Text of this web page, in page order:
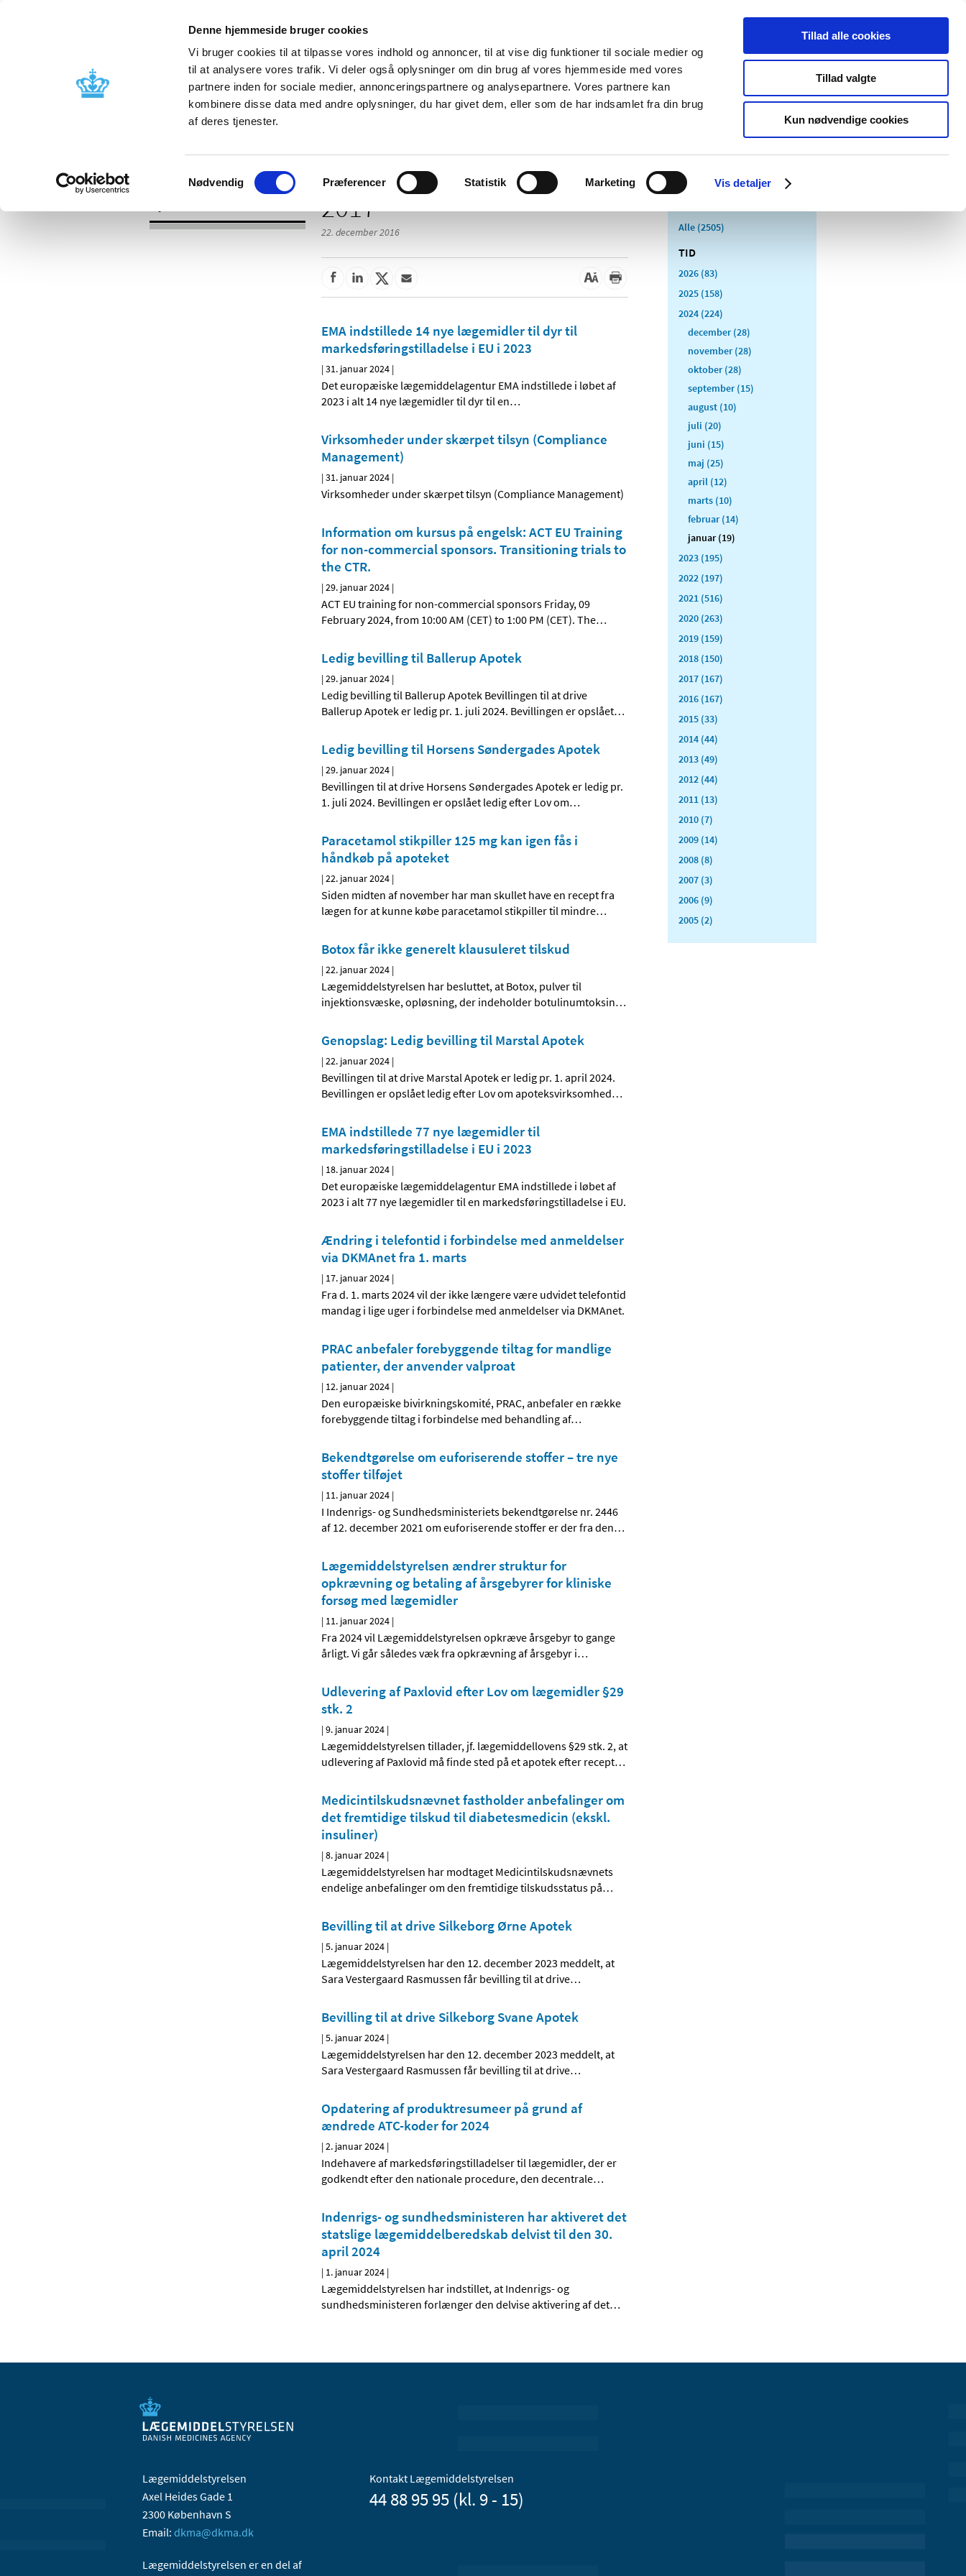
Denne hjemmeside bruger cookies
Vi bruger cookies til at tilpasse vores indhold og annoncer, til at vise dig funktioner til sociale medier og
til at analysere vores trafik. Vi deler også oplysninger om din brug af vores hjemmeside med vores
partnere inden for sociale medier, annonceringspartnere og analysepartnere. Vores partnere kan
kombinere disse data med andre oplysninger, du har givet dem, eller som de har indsamlet fra din brug
af deres tjenester.
Samtykkevalg
Nødvendig Præferencer Statistik Marketing Vis detaljer
Tillad alle cookies
Tillad valgte
Kun nødvendige cookies
Nyheder Om os Kontakt Udgivelser
Godkendelse og
Bivirkninger og
produktinformation
Tilskud og
Apoteker og salg af
Medicinsk
Særlige
produktområder
2017
22. december 2016
EMA indstillede 14 nye lægemidler til dyr til
markedsføringstilladelse i EU i 2023
|31. januar 2024 |
Det europæiske lægemiddelagentur EMA indstillede i løbet af
2023 i alt 14 nye lægemidler til dyr til en…
Virksomheder under skærpet tilsyn (Compliance
Management)
|31. januar 2024 |
Virksomheder under skærpet tilsyn (Compliance Management)
Information om kursus på engelsk: ACT EU Training
for non-commercial sponsors. Transitioning trials to
the CTR.
|29. januar 2024 |
ACT EU training for non-commercial sponsors Friday, 09
February 2024, from 10:00 AM (CET) to 1:00 PM (CET). The…
Ledig bevilling til Ballerup Apotek
|29. januar 2024 |
Ledig bevilling til Ballerup Apotek Bevillingen til at drive
Ballerup Apotek er ledig pr. 1. juli 2024. Bevillingen er opslået…
Ledig bevilling til Horsens Søndergades Apotek
|29. januar 2024 |
Bevillingen til at drive Horsens Søndergades Apotek er ledig pr.
1. juli 2024. Bevillingen er opslået ledig efter Lov om…
Paracetamol stikpiller 125 mg kan igen fås i
håndkøb på apoteket
|22. januar 2024 |
Siden midten af november har man skullet have en recept fra
lægen for at kunne købe paracetamol stikpiller til mindre…
Botox får ikke generelt klausuleret tilskud
|22. januar 2024 |
Lægemiddelstyrelsen har besluttet, at Botox, pulver til
injektionsvæske, opløsning, der indeholder botulinumtoksin…
Genopslag: Ledig bevilling til Marstal Apotek
|22. januar 2024 |
Bevillingen til at drive Marstal Apotek er ledig pr. 1. april 2024.
Bevillingen er opslået ledig efter Lov om apoteksvirksomhed…
EMA indstillede 77 nye lægemidler til
markedsføringstilladelse i EU i 2023
| 18. januar 2024 |
Det europæiske lægemiddelagentur EMA indstillede i løbet af
2023 i alt 77 nye lægemidler til en markedsføringstilladelse i EU.
Ændring i telefontid i forbindelse med anmeldelser
via DKMAnet fra 1. marts
| 17. januar 2024 |
Fra d. 1. marts 2024 vil der ikke længere være udvidet telefontid
mandag i lige uger i forbindelse med anmeldelser via DKMAnet.
PRAC anbefaler forebyggende tiltag for mandlige
patienter, der anvender valproat
| 12. januar 2024 |
Den europæiske bivirkningskomité, PRAC, anbefaler en række
forebyggende tiltag i forbindelse med behandling af…
Bekendtgørelse om euforiserende stoffer – tre nye
stoffer tilføjet
| 11. januar 2024 |
I Indenrigs- og Sundhedsministeriets bekendtgørelse nr. 2446
af 12. december 2021 om euforiserende stoffer er der fra den…
Lægemiddelstyrelsen ændrer struktur for
opkrævning og betaling af årsgebyrer for kliniske
forsøg med lægemidler
| 11. januar 2024 |
Fra 2024 vil Lægemiddelstyrelsen opkræve årsgebyr to gange
årligt. Vi går således væk fra opkrævning af årsgebyr i…
Udlevering af Paxlovid efter Lov om lægemidler §29
stk. 2
|9. januar 2024 |
Lægemiddelstyrelsen tillader, jf. lægemiddellovens §29 stk. 2, at
udlevering af Paxlovid må finde sted på et apotek efter recept…
Medicintilskudsnævnet fastholder anbefalinger om
det fremtidige tilskud til diabetesmedicin (ekskl.
insuliner)
|8. januar 2024 |
Lægemiddelstyrelsen har modtaget Medicintilskudsnævnets
endelige anbefalinger om den fremtidige tilskudsstatus på…
Bevilling til at drive Silkeborg Ørne Apotek
|5. januar 2024 |
Lægemiddelstyrelsen har den 12. december 2023 meddelt, at
Sara Vestergaard Rasmussen får bevilling til at drive…
Bevilling til at drive Silkeborg Svane Apotek
|5. januar 2024 |
Lægemiddelstyrelsen har den 12. december 2023 meddelt, at
Sara Vestergaard Rasmussen får bevilling til at drive…
Opdatering af produktresumeer på grund af
ændrede ATC-koder for 2024
|2. januar 2024 |
Indehavere af markedsføringstilladelser til lægemidler, der er
godkendt efter den nationale procedure, den decentrale…
Indenrigs- og sundhedsministeren har aktiveret det
statslige lægemiddelberedskab delvist til den 30.
april 2024
| 1. januar 2024 |
Lægemiddelstyrelsen har indstillet, at Indenrigs- og
sundhedsministeren forlænger den delvise aktivering af det…
Alle (2505)
TID
2026 (83)
2025 (158)
2024 (224)
december (28)
november (28)
oktober (28)
september (15)
august (10)
juli (20)
juni (15)
maj (25)
april (12)
marts (10)
februar (14)
januar (19)
2023 (195)
2022 (197)
2021 (516)
2020 (263)
2019 (159)
2018 (150)
2017 (167)
2016 (167)
2015 (33)
2014 (44)
2013 (49)
2012 (44)
2011 (13)
2010 (7)
2009 (14)
2008 (8)
2007 (3)
2006 (9)
2005 (2)
Lægemiddelstyrelsen
Axel Heides Gade 1
2300 København S
Email: dkma@dkma.dk
Lægemiddelstyrelsen er en del af
Kontakt Lægemiddelstyrelsen
44 88 95 95 (kl. 9 - 15)